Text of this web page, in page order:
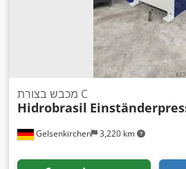
Gelsenkirchen 3,220 km
מכבש בצורת C
Hidrobrasil